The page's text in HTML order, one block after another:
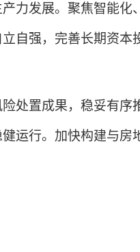
发展。聚焦智能化
自强，完善长期资
置成果，稳妥有序
运行。加快构建与